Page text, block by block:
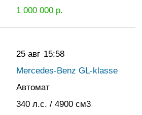
1 000 000р.
25 авг 15:58
Mercedes-Benz GL-klasse
Автомат
340 л.с. / 4900 см3